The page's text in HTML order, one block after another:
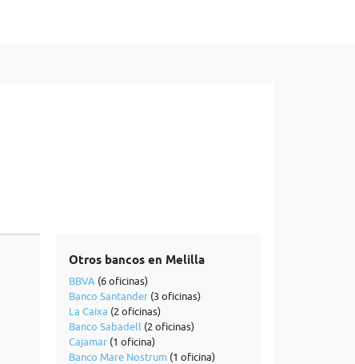
Otros bancos en Melilla
BBVA (6 oficinas)
Banco Santander(3 oficinas)
La Caixa (2 oficinas)
Banco Sabadell (2 oficinas)
Cajamar(1 oficina)
Banco Mare Nostrum(1 oficina)